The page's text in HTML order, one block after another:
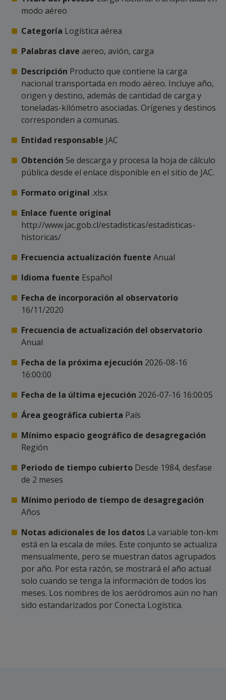
modo aéreo
Categoría Logística aérea
Palabras clave aereo, avión, carga
Descripción Producto que contiene la carga
nacional transportada en modo aéreo. Incluye año,
origen y destino, además de cantidad de carga y
toneladas-kilómetro asociadas. Orígenes y destinos
corresponden a comunas.
Entidad responsable JAC
Obtención Se descarga y procesa la hoja de cálculo
pública desde el enlace disponible en el sitio de JAC.
Formato original .xlsx
Enlace fuente original
http://www.jac.gob.cl/estadisticas/estadisticas-
historicas/
Frecuencia actualización fuente Anual
Idioma fuente Español
Fecha de incorporación al observatorio
16/11/2020
Frecuencia de actualización del observatorio
Anual
Fecha de la próxima ejecución 2026-08-16
16:00:00
Fecha de la última ejecución 2026-07-16 16:00:05
Área geográfica cubierta País
Mínimo espacio geográfico de desagregación
Región
Periodo de tiempo cubierto Desde 1984, desfase
de 2 meses
Mínimo periodo de tiempo de desagregación
Años
Notas adicionales de los datos La variable ton-km
está en la escala de miles. Este conjunto se actualiza
mensualmente, pero se muestran datos agrupados
por año. Por esta razón, se mostrará el año actual
solo cuando se tenga la información de todos los
meses. Los nombres de los aeródromos aún no han
sido estandarizados por Conecta Logística.